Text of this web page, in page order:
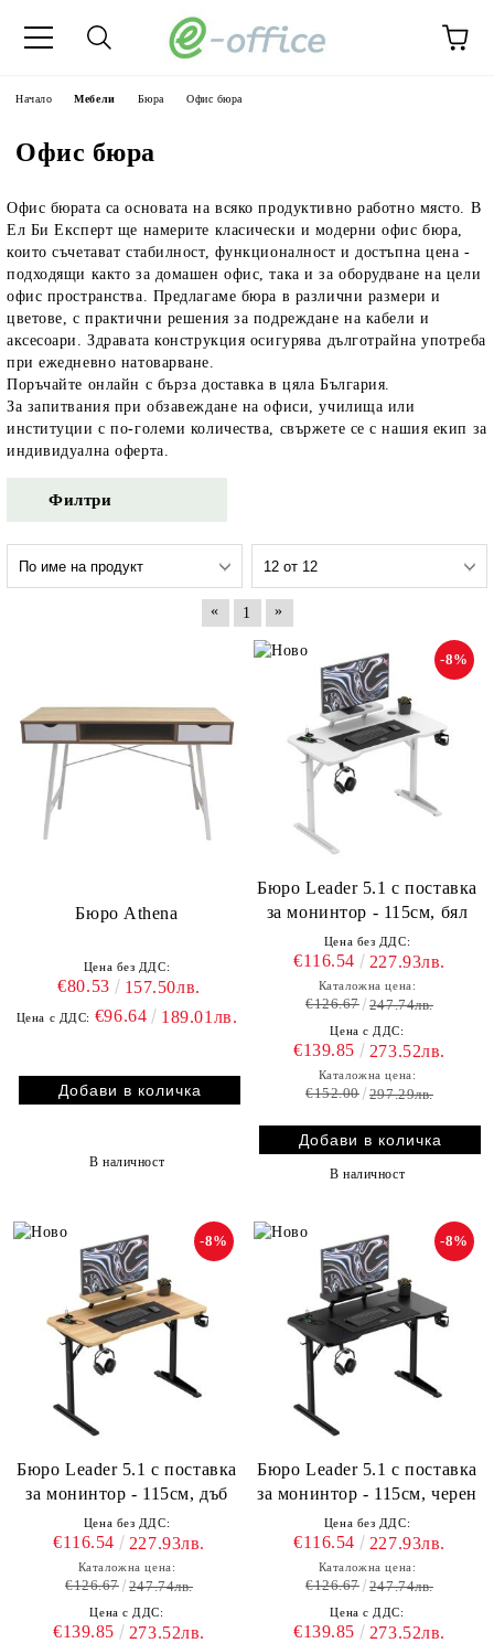
Начало Мебели Бюра Офис бюра
Офис бюра
Офис бюрата са основата на всяко продуктивно работно място. В
Ел Би Експерт ще намерите класически и модерни офис бюра,
които съчетават стабилност, функционалност и достъпна цена -
подходящи както за домашен офис, така и за оборудване на цели
офис пространства. Предлагаме бюра в различни размери и
цветове, с практични решения за подреждане на кабели и
аксесоари. Здравата конструкция осигурява дълготрайна употреба
при ежедневно натоварване.
Поръчайте онлайн с бърза доставка в цяла България.
За запитвания при обзавеждане на офиси, училища или
институции с по-големи количества, свържете се с нашия екип за
индивидуална оферта.
Филтри
« 1 »
Бюро Athena
Цена без ДДС:
€80.53 157.50лв.
Цена с ДДС: €96.64 189.01лв.
В наличност
Бюро Leader 5.1 с поставка
за монинтор - 115см, бял
-8%
Цена без ДДС:
€116.54 227.93лв.
Каталожна цена:
€126.67 247.74лв.
Цена с ДДС:
€139.85 273.52лв.
Каталожна цена:
€152.00 297.29лв.
В наличност
Бюро Leader 5.1 с поставка
за монинтор - 115см, дъб
-8%
Цена без ДДС:
€116.54 227.93лв.
Каталожна цена:
€126.67 247.74лв.
Цена с ДДС:
€139.85 273.52лв.
Бюро Leader 5.1 с поставка
за монинтор - 115см, черен
-8%
Цена без ДДС:
€116.54 227.93лв.
Каталожна цена:
€126.67 247.74лв.
Цена с ДДС:
€139.85 273.52лв.